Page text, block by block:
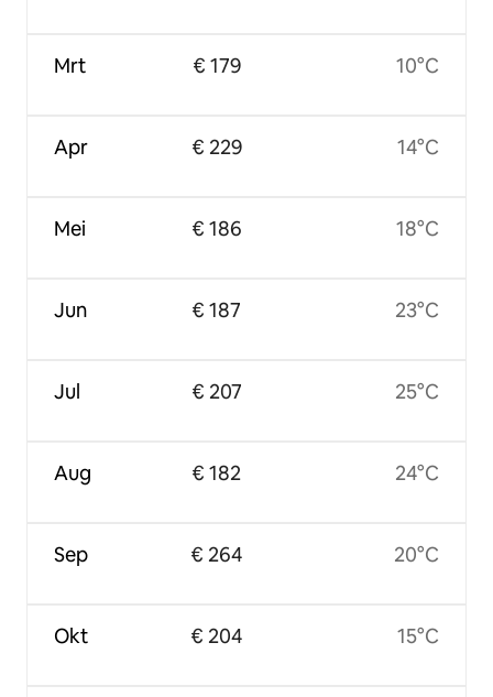
Mrt
Apr
Mei
Jun
Jul
Aug
Sep
Okt
€ 179
€ 229
€ 186
€ 187
€ 207
€ 182
€ 264
€ 204
10°C
14°C
18°C
23°C
25°C
24°C
20°C
15°C